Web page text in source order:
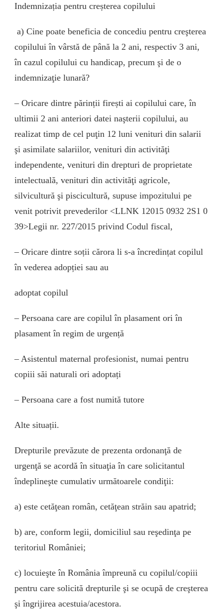
Indemnizația pentru creșterea copilului
a) Cine poate beneficia de concediu pentru creşterea
copilului în vârstă de până la 2 ani, respectiv 3 ani,
în cazul copilului cu handicap, precum şi de o
indemnizaţie lunară?
– Oricare dintre părinții firești ai copilului care, în
ultimii 2 ani anteriori datei naşterii copilului, au
realizat timp de cel puţin 12 luni venituri din salarii
şi asimilate salariilor, venituri din activităţi
independente, venituri din drepturi de proprietate
intelectuală, venituri din activităţi agricole,
silvicultură şi piscicultură, supuse impozitului pe
venit potrivit prevederilor <LLNK 12015 0932 2S1 0
39>Legii nr. 227/2015 privind Codul fiscal,
– Oricare dintre soții cărora li s-a încredințat copilul
în vederea adopției sau au
adoptat copilul
– Persoana care are copilul în plasament ori în
plasament în regim de urgență
– Asistentul maternal profesionist, numai pentru
copiii săi naturali ori adoptați
– Persoana care a fost numită tutore
Alte situații.
Drepturile prevăzute de prezenta ordonanţă de
urgenţă se acordă în situaţia în care solicitantul
îndeplineşte cumulativ următoarele condiţii:
a) este cetăţean român, cetăţean străin sau apatrid;
b) are, conform legii, domiciliul sau reşedinţa pe
teritoriul României;
c) locuieşte în România împreună cu copilul/copiii
pentru care solicită drepturile şi se ocupă de creşterea
şi îngrijirea acestuia/acestora.